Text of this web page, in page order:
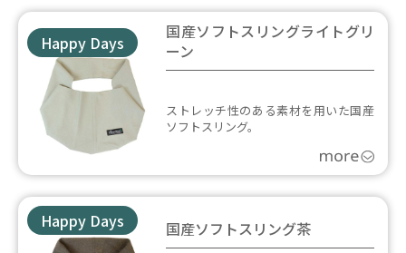
Happy Days
国産ソフトスリングライトグリ
ーン
ストレッチ性のある素材を用いた国産
ソフトスリング。
Happy Days 国産ソフトスリング茶